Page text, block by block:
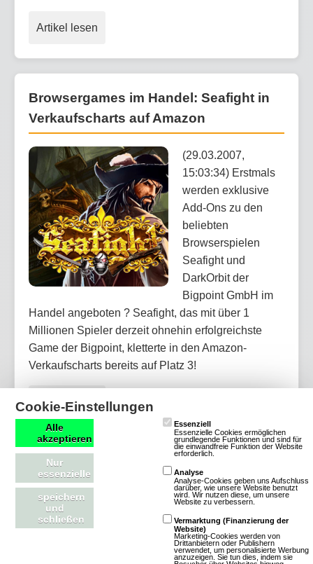
Artikel lesen
Browsergames im Handel: Seafight in
Verkaufscharts auf Amazon
(29.03.2007,
15:03:34) Erstmals
werden exklusive
Add-Ons zu den
beliebten
Browserspielen
Seafight und
DarkOrbit der
Bigpoint GmbH im
Handel angeboten ? Seafight, das mit über 1
Millionen Spieler derzeit ohnehin erfolgreichste
Game der Bigpoint, kletterte in den Amazon-
Verkaufscharts bereits auf Platz 3!
Artikel lesen
Mehr Piraten- Spiele
Venezianer
13 Bewertungen
Cookie-Einstellungen
Alle
akzeptieren
Nur
essenzielle
speichern
und
schließen
Essenziell
Essenzielle Cookies ermöglichen
grundlegende Funktionen und sind für
die einwandfreie Funktion der Website
erforderlich.
Analyse
Analyse-Cookies geben uns Aufschluss
darüber, wie unsere Website benutzt
wird. Wir nutzen diese, um unsere
Website zu verbessern.
Vermarktung (Finanzierung der
Website)
Marketing-Cookies werden von
Drittanbietern oder Publishern
verwendet, um personalisierte Werbung
anzuzeigen. Sie tun dies, indem sie